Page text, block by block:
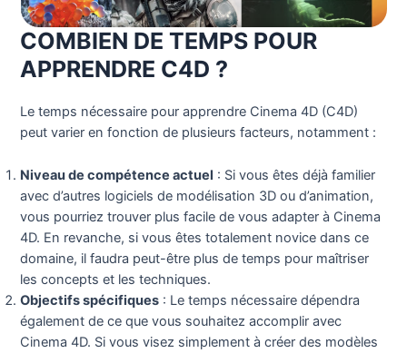
COMBIEN DE TEMPS POUR
APPRENDRE C4D ?
Le temps nécessaire pour apprendre Cinema 4D (C4D)
peut varier en fonction de plusieurs facteurs, notamment :
Niveau de compétence actuel : Si vous êtes déjà familier
avec d’autres logiciels de modélisation 3D ou d’animation,
vous pourriez trouver plus facile de vous adapter à Cinema
4D. En revanche, si vous êtes totalement novice dans ce
domaine, il faudra peut-être plus de temps pour maîtriser
les concepts et les techniques.
Objectifs spécifiques : Le temps nécessaire dépendra
également de ce que vous souhaitez accomplir avec
Cinema 4D. Si vous visez simplement à créer des modèles